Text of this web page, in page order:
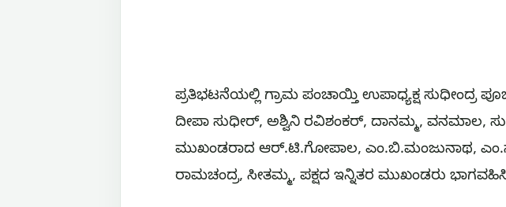
ಪ್ರತಿಭಟನೆಯಲ್ಲಿ ಗ್ರಾಮ ಪಂಚಾಯ್ತಿ ಉಪಾಧ್ಯಕ್ಷ ಸುಧೀಂದ್ರ
ದೀಪಾ ಸುಧೀರ್, ಅಶ್ವಿನಿ ರವಿಶಂಕರ್, ದಾನಮ್ಮ, ವನಮಾಲ,
ಮುಖಂಡರಾದ ಆರ್.ಟಿ.ಗೋಪಾಲ, ಎಂ.ಬಿ.ಮಂಜುನಾಥ,
ರಾಮಚಂದ್ರ, ಸೀತಮ್ಮ, ಪಕ್ಷದ ಇನ್ನಿತರ ಮುಖಂಡರು